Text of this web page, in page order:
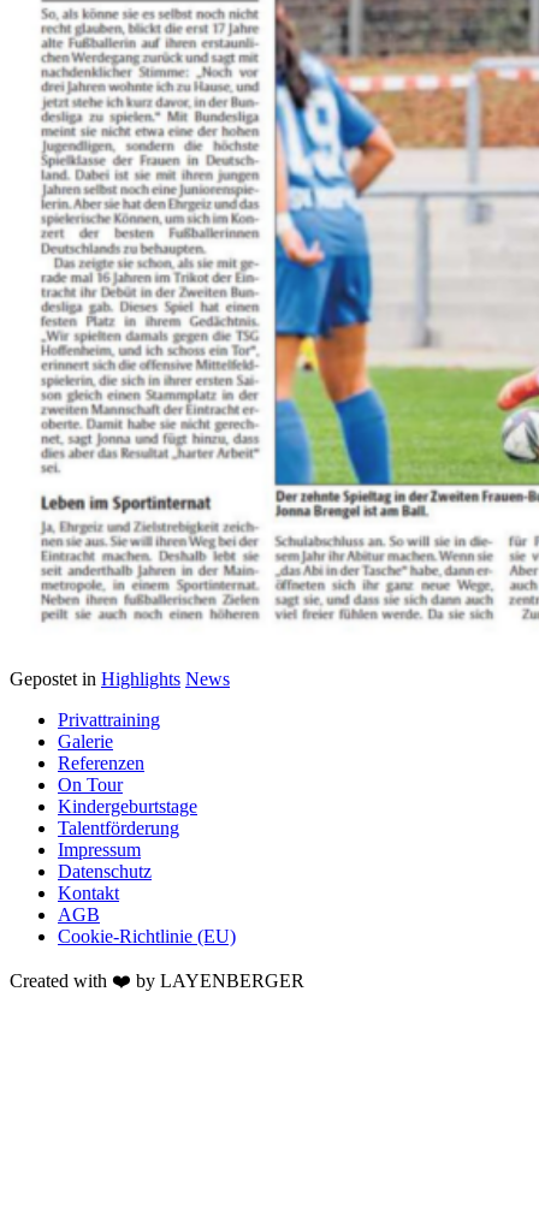
Gepostet in Highlights News
Posts
Navigation
Privattraining
Galerie
Referenzen
On Tour
Kindergeburtstage
Talentförderung
Impressum
Datenschutz
Kontakt
AGB
Cookie-Richtlinie (EU)
Created with ❤️ by LAYENBERGER